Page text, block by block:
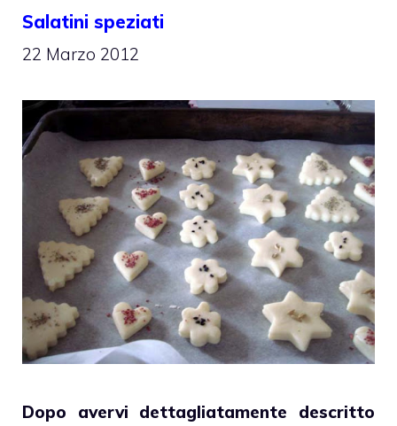
Salatini speziati
22 Marzo 2012
Dopo avervi dettagliatamente descritto